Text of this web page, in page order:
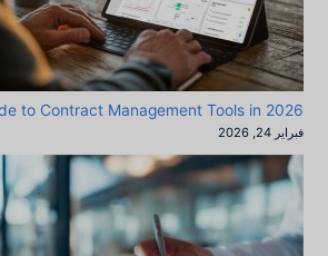
to Contract Management Tools in 2026
فبراير 24, 2026